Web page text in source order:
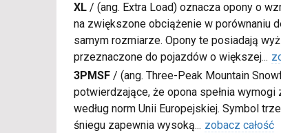
XL / (ang. Extra Load) oznacza opony o
na zwiększone obciążenie w porównaniu
samym rozmiarze. Opony te posiadają
przeznaczone do pojazdów o większej...
3PMSF / (ang. Three-Peak Mountain
potwierdzające, że opona spełnia
według norm Unii Europejskiej. Symbol
śniegu zapewnia wysoką... zobacz całość